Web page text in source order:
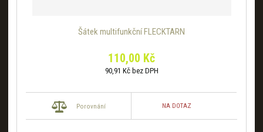
Šátek multifunkční FLECKTARN
110,00 Kč
90,91 Kč bez DPH
Porovnání NA DOTAZ